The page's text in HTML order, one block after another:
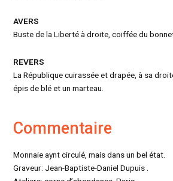
AVERS
Buste de la Liberté à droite, coiffée du
REVERS
La République cuirassée et drapée, à sa
épis de blé et un marteau.
Commentaire
Monnaie aynt circulé, mais dans un bel état.
Graveur: Jean-Baptiste-Daniel Dupuis .